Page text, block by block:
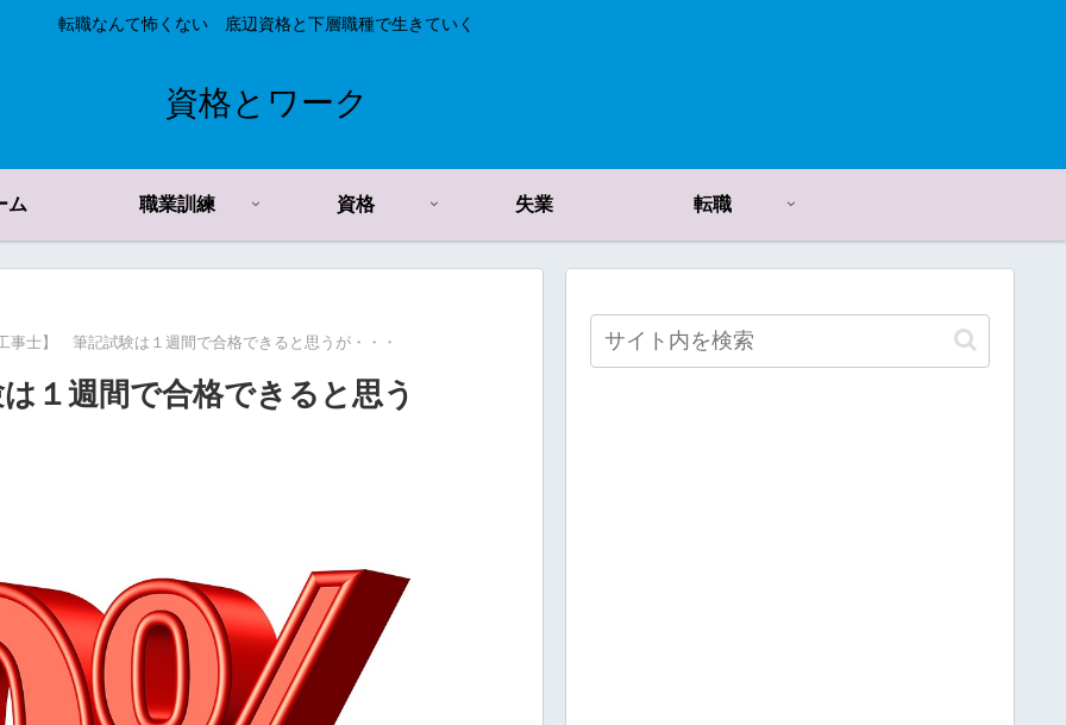
転職なんて怖くない 底辺資格と下層職種で生きていく
資格とワーク
ム 職業訓練 資格 失業 転職
事士】 筆記試験は１週間で合格できると思うが・・・
１週間で合格できると思う